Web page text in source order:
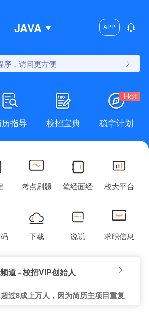
JAVA APP
序，访问更方便
指导 校招宝典 稳拿计划
考点刷题 笔经面经 校大平台
下载 说说 求职信息
道 - 校招VIP创始人
过8成上万人，因为简历主项目重复